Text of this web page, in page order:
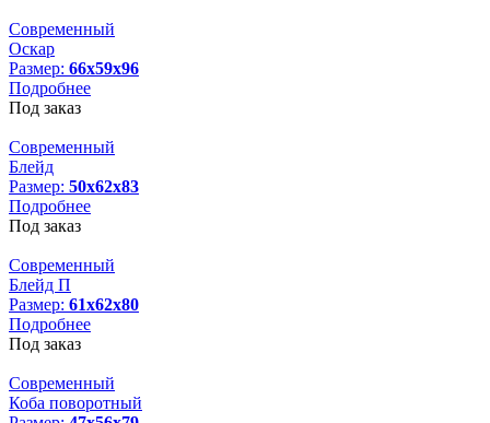
Современный
Оскар
Размер: 66х59х96
Подробнее
Под заказ
Современный
Блейд
Размер: 50х62х83
Подробнее
Под заказ
Современный
Блейд П
Размер: 61х62х80
Подробнее
Под заказ
Современный
Коба поворотный